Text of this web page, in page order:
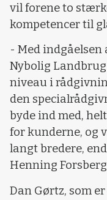
vil forene to
kompetencer til
- Med indgåelsen
Nybolig
niveau i
den
byde ind med,
for kunderne, og
langt bredere,
Henning
Dan Gørtz, som